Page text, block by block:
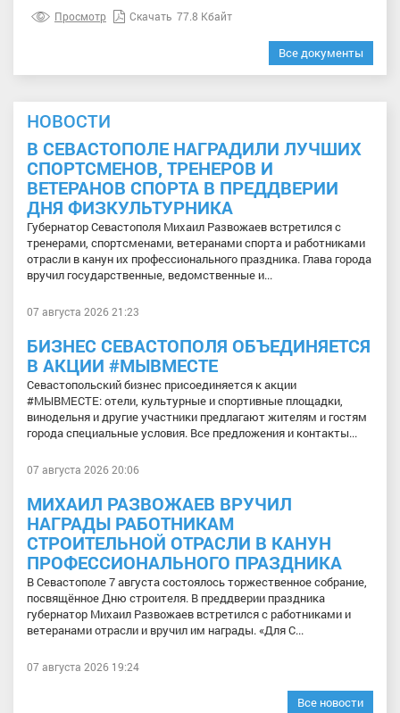
Просмотр Скачать 77.8 Кбайт
Все документы
НОВОСТИ
В СЕВАСТОПОЛЕ НАГРАДИЛИ ЛУЧШИХ
СПОРТСМЕНОВ, ТРЕНЕРОВ И
ВЕТЕРАНОВ СПОРТА В ПРЕДДВЕРИИ
ДНЯ ФИЗКУЛЬТУРНИКА
Губернатор Севастополя Михаил Развожаев встретился с
тренерами, спортсменами, ветеранами спорта и работниками
отрасли в канун их профессионального праздника. Глава города
вручил государственные, ведомственные и...
07 августа 2026 21:23
БИЗНЕС СЕВАСТОПОЛЯ ОБЪЕДИНЯЕТСЯ
В АКЦИИ #МЫВМЕСТЕ
Севастопольский бизнес присоединяется к акции
#МЫВМЕСТЕ: отели, культурные и спортивные площадки,
винодельня и другие участники предлагают жителям и гостям
города специальные условия. Все предложения и контакты...
07 августа 2026 20:06
МИХАИЛ РАЗВОЖАЕВ ВРУЧИЛ
НАГРАДЫ РАБОТНИКАМ
СТРОИТЕЛЬНОЙ ОТРАСЛИ В КАНУН
ПРОФЕССИОНАЛЬНОГО ПРАЗДНИКА
В Севастополе 7 августа состоялось торжественное собрание,
посвящённое Дню строителя. В преддверии праздника
губернатор Михаил Развожаев встретился с работниками и
ветеранами отрасли и вручил им награды. «Для С...
07 августа 2026 19:24
Все новости